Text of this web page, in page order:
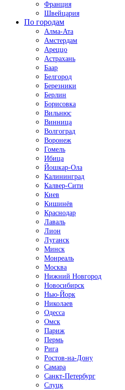
Франция
Швейцария
По городам
Алма-Ата
Амстердам
Ареццо
Астрахань
Баар
Белгород
Березники
Берлин
Борисовка
Вильнюс
Винница
Волгоград
Воронеж
Гомель
Ибица
Йошкар-Ола
Калининград
Калвер-Сити
Киев
Кишинёв
Краснодар
Лаваль
Лион
Луганск
Минск
Монреаль
Москва
Нижний Новгород
Новосибирск
Нью-Йорк
Николаев
Одесса
Омск
Париж
Пермь
Рига
Ростов-на-Дону
Самара
Санкт-Петербург
Слуцк